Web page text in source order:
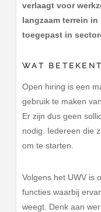
verlaagt voor
langzaam terrein
toegepast in
WAT
Open hiring is een
gebruik te maken
Er zijn dus geen
nodig. Iedereen die
om te starten.
Volgens het UWV is
functies waarbij
weegt. Denk aan